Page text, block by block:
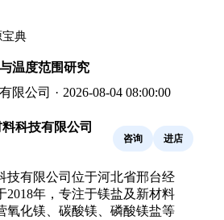
宝典
温度范围研究
限公司 · 2026-08-04 08:00:00
科技有限公司
咨询 进店
技有限公司位于河北省邢台经
2018年，专注于镁盐及新材料
氧化镁、碳酸镁、磷酸镁盐等